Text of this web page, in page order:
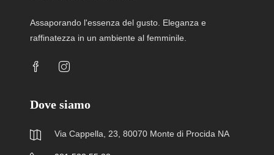
Assaporando l'essenza del gusto. Eleganza e
raffinatezza in un ambiente al femminile.
Dove siamo
Via Cappella, 23, 80070 Monte di Procida NA